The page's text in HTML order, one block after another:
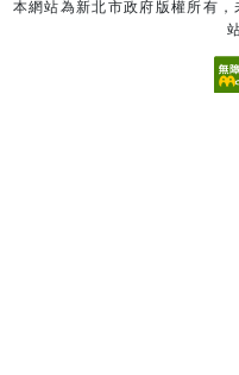
本網站為新北市政府版權所有